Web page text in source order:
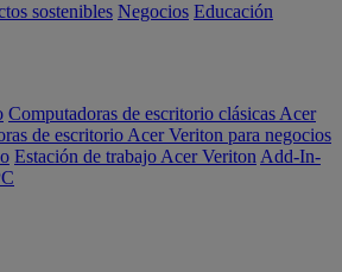
sostenibles Negocios Educación
Computadoras de escritorio clásicas Acer
de escritorio Acer Veriton para negocios
Estación de trabajo Acer Veriton Add-In-